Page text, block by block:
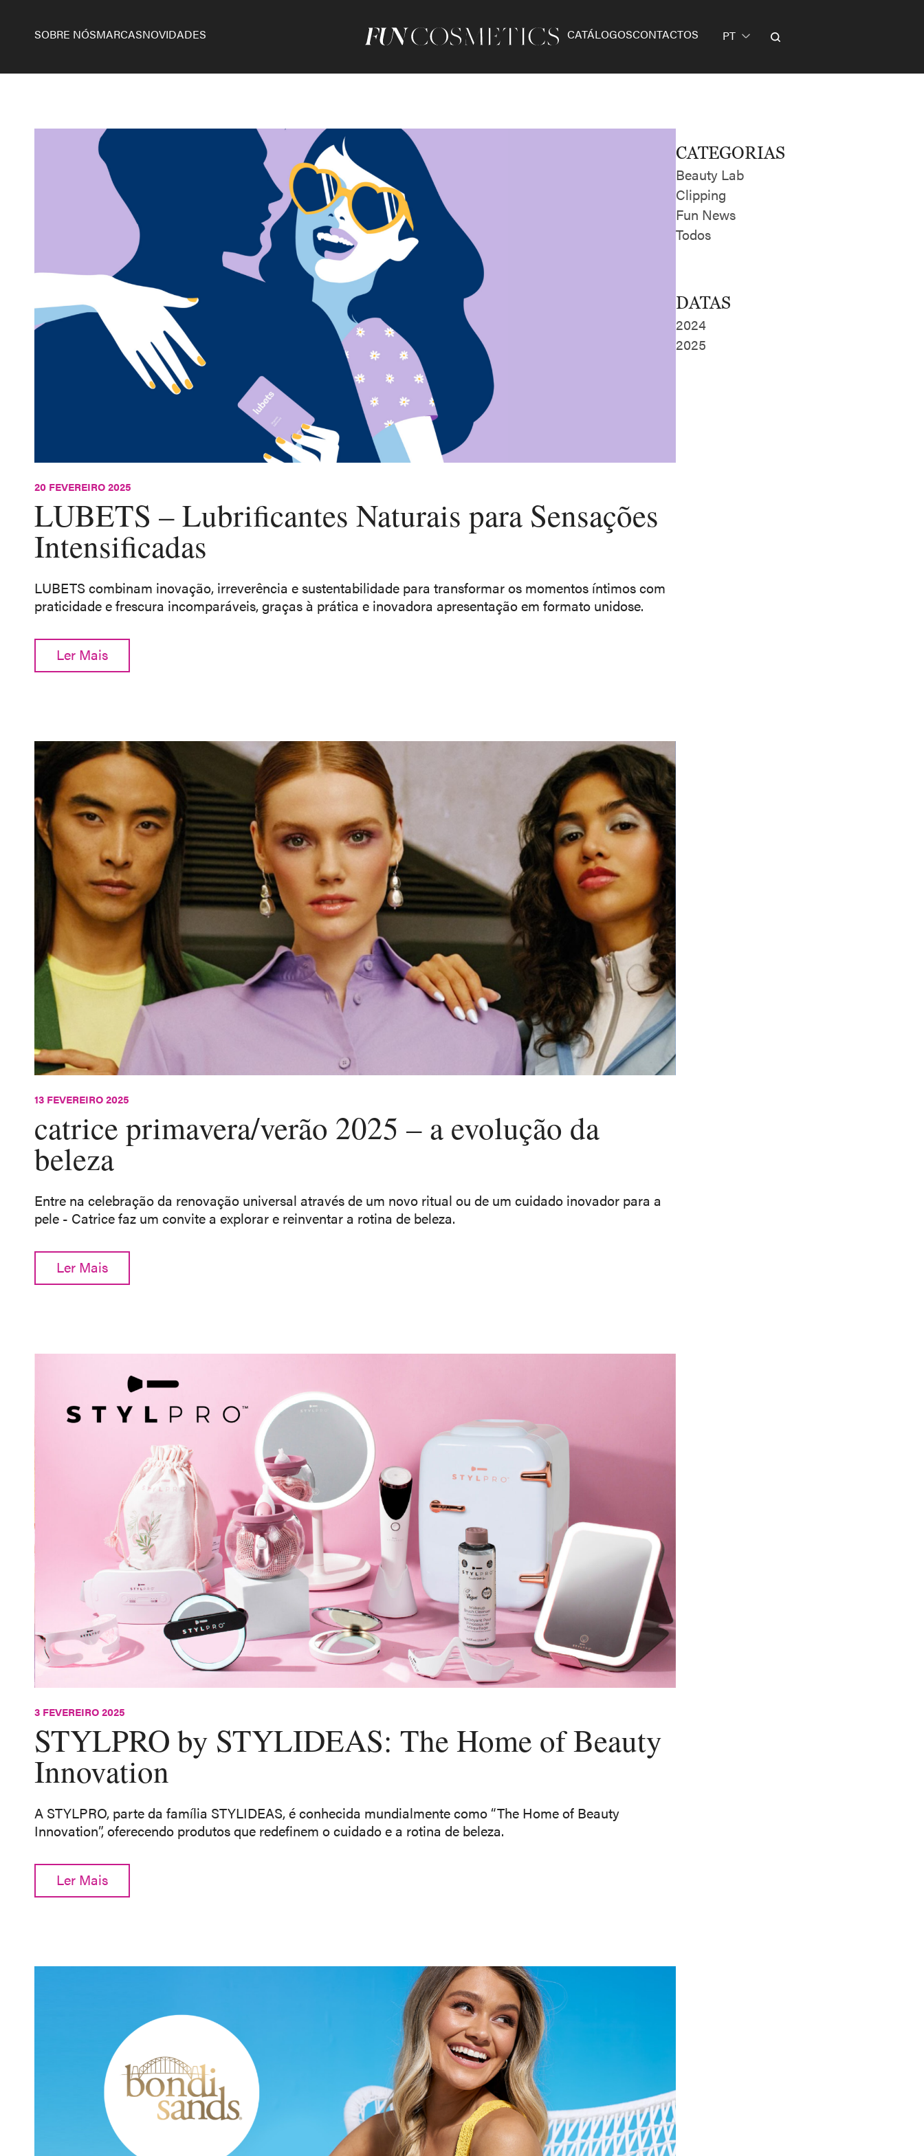
SOBRE NÓSMARCASNOVIDADES CATÁLOGOSCONTACTOS PT
20 FEVEREIRO 2025
LUBETS – Lubrificantes Naturais para Sensações
Intensificadas
LUBETS combinam inovação, irreverência e sustentabilidade para transformar os momentos íntimos com
praticidade e frescura incomparáveis, graças à prática e inovadora apresentação em formato unidose.
Ler Mais
13 FEVEREIRO 2025
catrice primavera/verão 2025 – a evolução da
beleza
Entre na celebração da renovação universal através de um novo ritual ou de um cuidado inovador para a
pele - Catrice faz um convite a explorar e reinventar a rotina de beleza.
Ler Mais
3 FEVEREIRO 2025
STYLPRO by STYLIDEAS: The Home of Beauty
Innovation
A STYLPRO, parte da família STYLIDEAS, é conhecida mundialmente como “The Home of Beauty
Innovation”, oferecendo produtos que redefinem o cuidado e a rotina de beleza.
Ler Mais
CATEGORIAS
Beauty Lab
Clipping
Fun News
Todos
DATAS
2024
2025